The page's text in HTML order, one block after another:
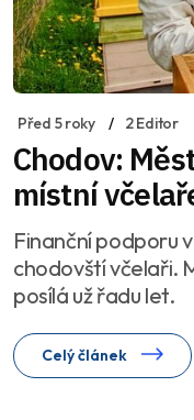
Před 5 roky 2 Editor
Chodov:
místní
Finanční podporu
chodovští včelaři.
posílá už řadu let.
Celý článek